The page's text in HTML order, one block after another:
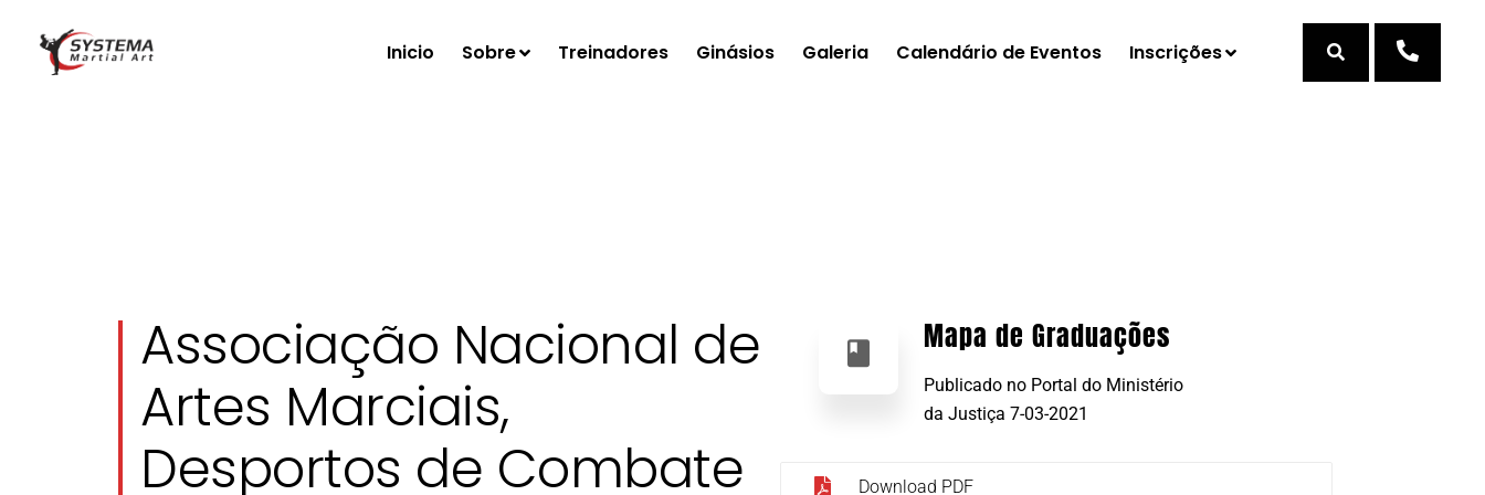
Inicio Sobre Treinadores Ginásios Galeria Calendário de Eventos Inscrições
Associação Nacional de
Artes Marciais,
Desportos de Combate
Mapa de Graduações
Publicado no Portal do Ministério
da Justiça 7-03-2021
Download PDF